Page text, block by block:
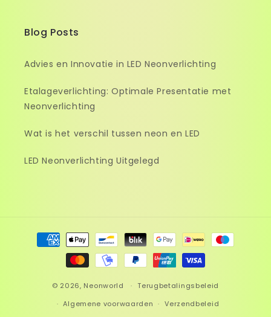
Blog Posts
Advies en Innovatie in LED Neonverlichting
Etalageverlichting: Optimale Presentatie met
Neonverlichting
Wat is het verschil tussen neon en LED
LED Neonverlichting Uitgelegd
Betaalmethoden
© 2026, Neonworld
Terugbetalingsbeleid
Algemene voorwaarden
Verzendbeleid